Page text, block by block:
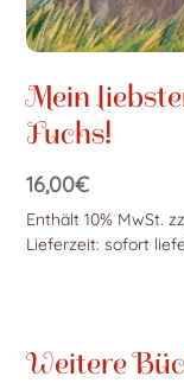
Mein
Fuchs!
16,00€
Enthält 10% MwSt.
Lieferzeit: sofort
Weitere